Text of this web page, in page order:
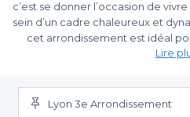
c’est se donner l’occasion de
sein d’un cadre chaleureux et
cet arrondissement est idéal
célébrer un anniversaire, un
de cocktails créatifs, de bières
entraînante, vous trouverez ici
La simplicité de
Chez Privateaser, nous
Lire
Lyon 3e Arrondissement